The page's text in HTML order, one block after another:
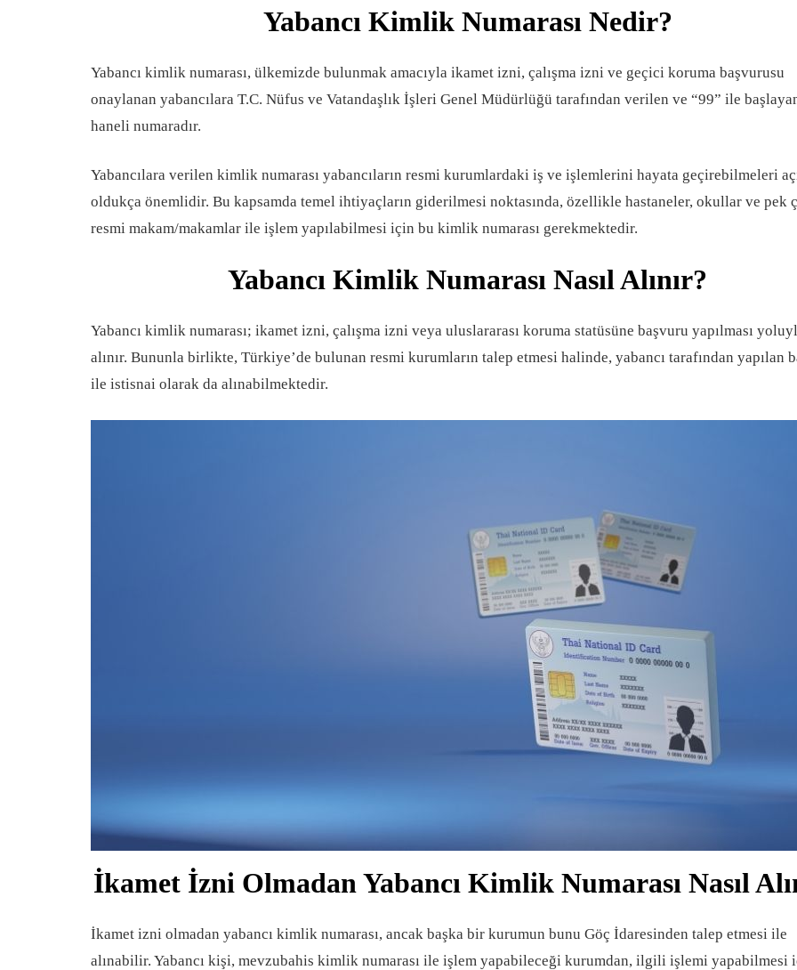
Yabancı Kimlik Numarası Nedir?
Yabancı kimlik numarası, ülkemizde bulunmak amacıyla ikamet izni, çalışma izni ve geçici koruma başvurusu
onaylanan yabancılara T.C. Nüfus ve Vatandaşlık İşleri Genel Müdürlüğü tarafından verilen ve “99” ile
haneli numaradır.
Yabancılara verilen kimlik numarası yabancıların resmi kurumlardaki iş ve işlemlerini hayata geçirebilmeleri
oldukça önemlidir. Bu kapsamda temel ihtiyaçların giderilmesi noktasında, özellikle hastaneler, okullar ve pek
resmi makam/makamlar ile işlem yapılabilmesi için bu kimlik numarası gerekmektedir.
Yabancı Kimlik Numarası Nasıl Alınır?
Yabancı kimlik numarası; ikamet izni, çalışma izni veya uluslararası koruma statüsüne başvuru yapılması
alınır. Bununla birlikte, Türkiye’de bulunan resmi kurumların talep etmesi halinde, yabancı tarafından yapılan
ile istisnai olarak da alınabilmektedir.
İkamet İzni Olmadan Yabancı Kimlik Numarası Nasıl
İkamet izni olmadan yabancı kimlik numarası, ancak başka bir kurumun bunu Göç İdaresinden talep etmesi ile
alınabilir. Yabancı kişi, mevzubahis kimlik numarası ile işlem yapabileceği kurumdan, ilgili işlemi yapabilmesi